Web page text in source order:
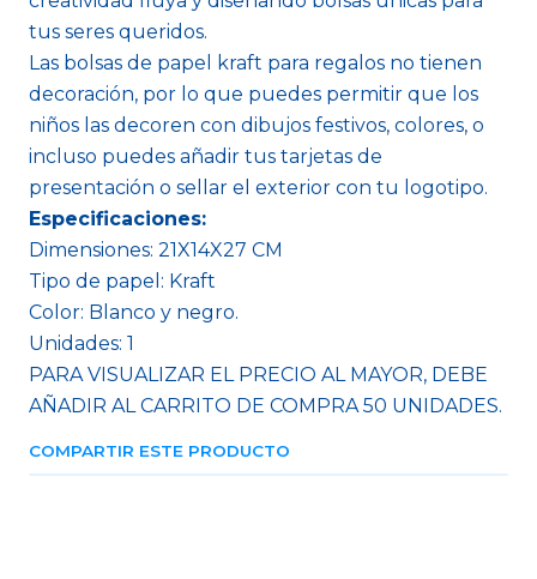
tus seres queridos.
Las bolsas de papel kraft para regalos no tienen
decoración, por lo que puedes permitir que los
niños las decoren con dibujos festivos, colores, o
incluso puedes añadir tus tarjetas de
presentación o sellar el exterior con tu logotipo.
Especificaciones:
Dimensiones: 21X14X27 CM
Tipo de papel: Kraft
Color: Blanco y negro.
Unidades: 1
PARA VISUALIZAR EL PRECIO AL MAYOR, DEBE
AÑADIR AL CARRITO DE COMPRA 50 UNIDADES.
COMPARTIR ESTE PRODUCTO